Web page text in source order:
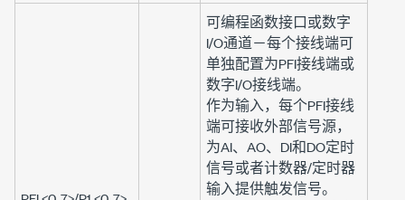
可编程函数接口或数字
I/O通道－每个接线端可
单独配置为PFI接线端或
数字I/O接线端。
作为输入，每个PFI接线
端可接收外部信号源，
为AI、AO、DI和DO定时
信号或者计数器/定时器
输入提供触发信号。